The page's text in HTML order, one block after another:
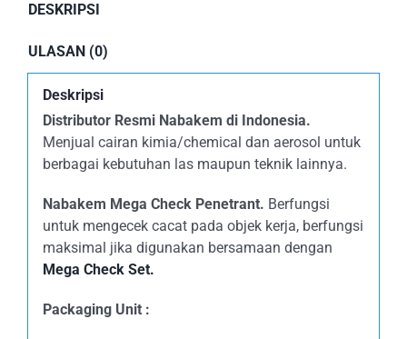
DESKRIPSI
ULASAN (0)
Deskripsi
Distributor Resmi Nabakem di Indonesia.
Menjual cairan kimia/chemical dan aerosol untuk
berbagai kebutuhan las maupun teknik lainnya.
Nabakem Mega Check Penetrant. Berfungsi
untuk mengecek cacat pada objek kerja, berfungsi
maksimal jika digunakan bersamaan dengan
Mega Check Set.
Packaging Unit :